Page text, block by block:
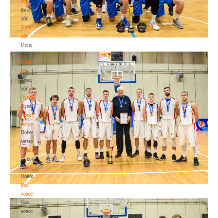
Витебская
обл
Могилевская
обл
Могилевская
обл
Гомельская
обл
Гомельская
обл
Судейство
Судейство
Полезные
материалы
Полезные
материалы
Судьи
Судьи
Новости
Новости
Все
новости
Все
новости